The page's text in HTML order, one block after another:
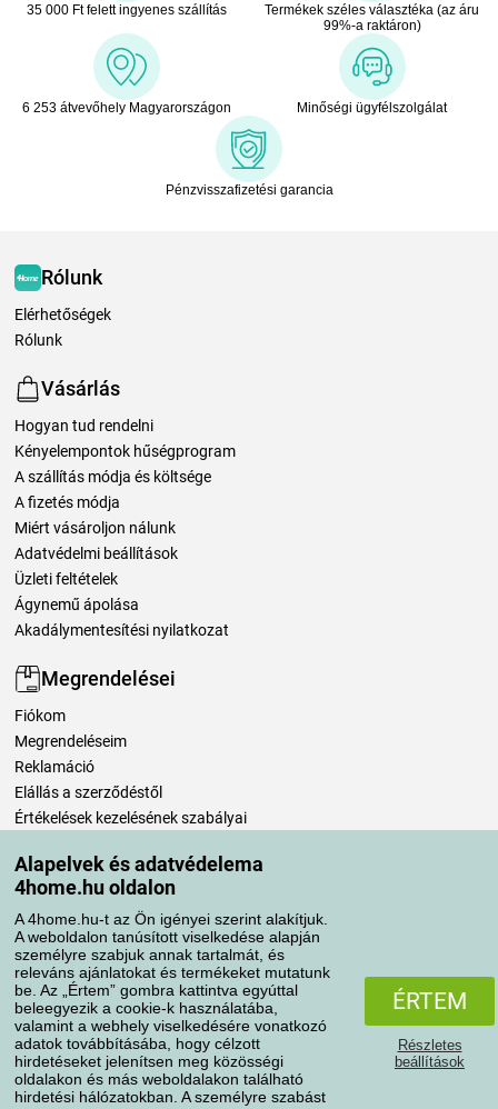
Alapelvek és adatvédelema
4home.hu oldalon
A 4home.hu-t az Ön igényei szerint alakítjuk.
A weboldalon tanúsított viselkedése alapján
személyre szabjuk annak tartalmát, és
releváns ajánlatokat és termékeket mutatunk
be. Az „Értem” gombra kattintva egyúttal
beleegyezik a cookie-k használatába,
valamint a webhely viselkedésére vonatkozó
adatok továbbításába, hogy célzott
hirdetéseket jelenítsen meg közösségi
oldalakon és más weboldalakon található
hirdetési hálózatokban. A személyre szabást
ÉRTEM
Részletes
beállítások
35 000 Ft felett ingyenes szállítás
Termékek széles választéka (az áru
99%-a raktáron)
6 253 átvevőhely Magyarországon Minőségi ügyfélszolgálat
Pénzvisszafizetési garancia
Rólunk
Elérhetőségek
Rólunk
Vásárlás
Hogyan tud rendelni
Kényelempontok hűségprogram
A szállítás módja és költsége
A fizetés módja
Miért vásároljon nálunk
Adatvédelmi beállítások
Üzleti feltételek
Ágynemű ápolása
Akadálymentesítési nyilatkozat
Megrendelései
Fiókom
Megrendeléseim
Reklamáció
Elállás a szerződéstől
Értékelések kezelésének szabályai
Szállítási módok
Fizetési módok